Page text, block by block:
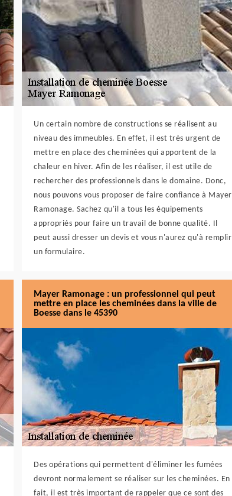
Un certain nombre de constructions se réalisent au
niveau des immeubles. En effet, il est très urgent de
mettre en place des cheminées qui apportent de la
chaleur en hiver. Afin de les réaliser, il est utile de
rechercher des professionnels dans le domaine. Donc,
nous pouvons vous proposer de faire confiance à Mayer
Ramonage. Sachez qu'il a tous les équipements
appropriés pour faire un travail de bonne qualité. Il
peut aussi dresser un devis et vous n'aurez qu'à remplir
un formulaire.
Mayer Ramonage : un professionnel qui peut
mettre en place les cheminées dans la ville de
Boesse dans le 45390
Des opérations qui permettent d'éliminer les fumées
devront normalement se réaliser sur les cheminées. En
fait, il est très important de rappeler que ce sont des